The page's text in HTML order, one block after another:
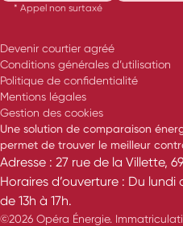
* Appel non surtaxé
Devenir courtier agréé
Conditions générales d’utilisation
Politique de confidentialité
Mentions légales
Gestion des cookies
Une solution de comparaison
permet de trouver le meilleur
Adresse : 27 rue de la Villette,
Horaires d’ouverture : Du
de 13h à 17h.
©2026 Opéra Énergie.